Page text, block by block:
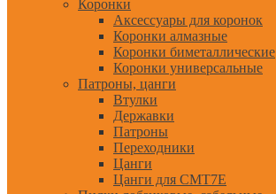
Коронки
Аксессуары для коронок
Коронки алмазные
Коронки биметаллические
Коронки универсальные
Патроны, цанги
Втулки
Державки
Патроны
Переходники
Цанги
Цанги для CMT7E